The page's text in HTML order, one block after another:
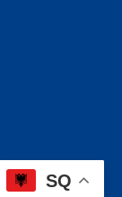
SQ